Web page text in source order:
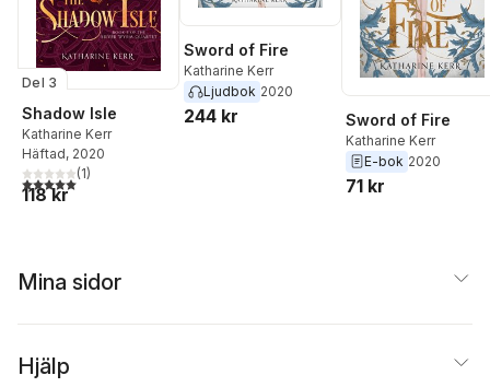
Del 3
Shadow Isle
Katharine Kerr
Häftad, 2020
5,0utav 5 stjärnor. Totalt antal röster:
(1)
118 kr
Sword of Fire
Katharine Kerr
Ljudbok 2020
244 kr Sword of Fire
Katharine Kerr
E-bok 2020
71 kr
Mina sidor
Hjälp